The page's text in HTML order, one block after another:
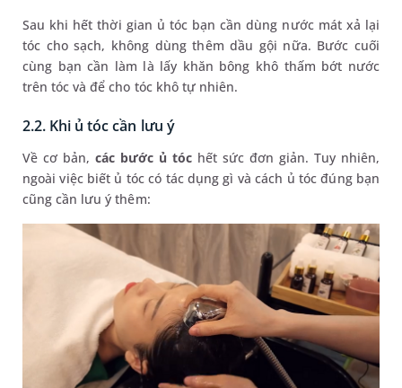
Sau khi hết thời gian ủ tóc bạn cần dùng nước mát xả lại
tóc cho sạch, không dùng thêm dầu gội nữa. Bước cuối
cùng bạn cần làm là lấy khăn bông khô thấm bớt nước
trên tóc và để cho tóc khô tự nhiên.
2.2. Khi ủ tóc cần lưu ý
Về cơ bản, các bước ủ tóchết sức đơn giản. Tuy nhiên,
ngoài việc biết ủ tóc có tác dụng gì và cách ủ tóc đúng bạn
cũng cần lưu ý thêm: